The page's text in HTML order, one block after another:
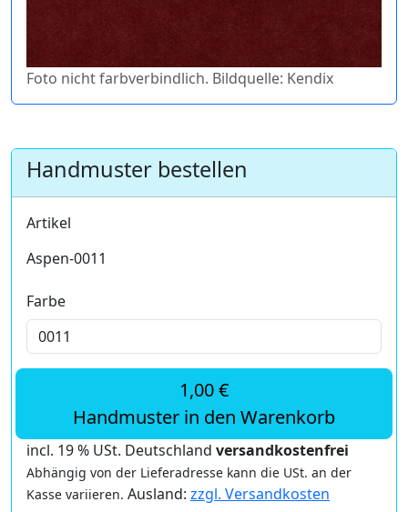
Foto nicht farbverbindlich. Bildquelle: Kendix
Handmuster bestellen
Artikel
Aspen-0011
Farbe
1,00 €
Handmuster in den Warenkorb
incl. 19 % USt. Deutschland versandkostenfrei
Abhängig von der Lieferadresse kann die USt. an der
Kasse variieren. Ausland: zzgl. Versandkosten